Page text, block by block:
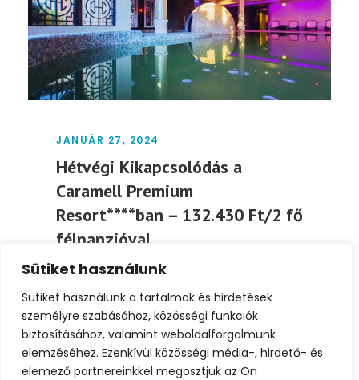
Sütiket használunk
Sütiket használunk a tartalmak és hirdetések
személyre szabásához, közösségi funkciók
biztosításához, valamint weboldalforgalmunk
elemzéséhez. Ezenkívül közösségi média-, hirdető- és
elemező partnereinkkel megosztjuk az Ön
JANUÁR 27, 2024
Hétvégi Kikapcsolódás a
Caramell Premium
Resort****ban – 132.430 Ft/2 fő
félpanzióval
Töltsön egy pihentető hétvégét a Caramell
Premium Resortban, ahol a wellness
élmények és a kényeztető...
Tovább